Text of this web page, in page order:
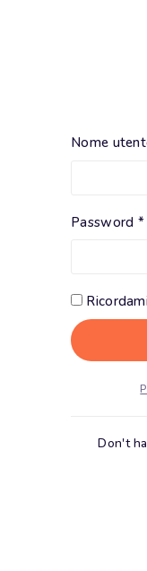
Nome
Password *
Ricordami
Don't